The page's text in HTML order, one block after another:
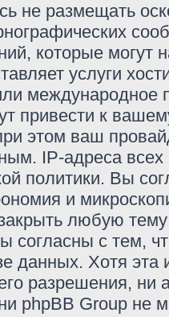
не размещать
которые могут
услуги
международное
привести к
этом ваш
IP-адреса
политики. Вы
и
любую
согласны с тем,
данных. Хотя
разрешения, ни
phpBB Group не